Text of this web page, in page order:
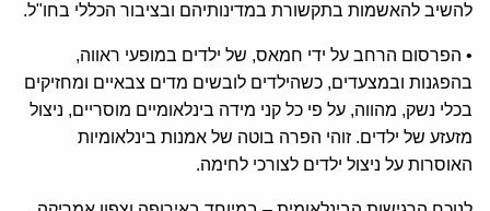
להשיב להאשמות בתקשורת במדינותיהם ובציבור הכללי בחו"ל.
• הפרסום הרחב על ידי חמאס, של ילדים במופעי ראווה,
בהפגנות ובמצעדים, כשהילדים לובשים מדים צבאיים ומחזיקים
בכלי נשק, מהווה, על פי כל קני מידה בינלאומיים מוסריים, ניצול
מזעזע של ילדים. זוהי הפרה בוטה של אמנות בינלאומיות
האוסרות על ניצול ילדים לצורכי לחימה.